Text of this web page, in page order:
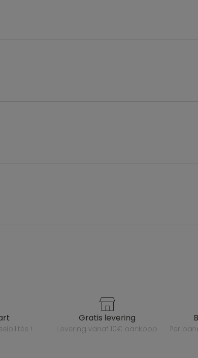
!
gratis levering
levering vanaf 10€ aankoop
per bancontact , visa , mastercard